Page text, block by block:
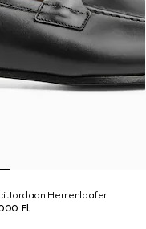
Jordaan Herrenloafer
Ft